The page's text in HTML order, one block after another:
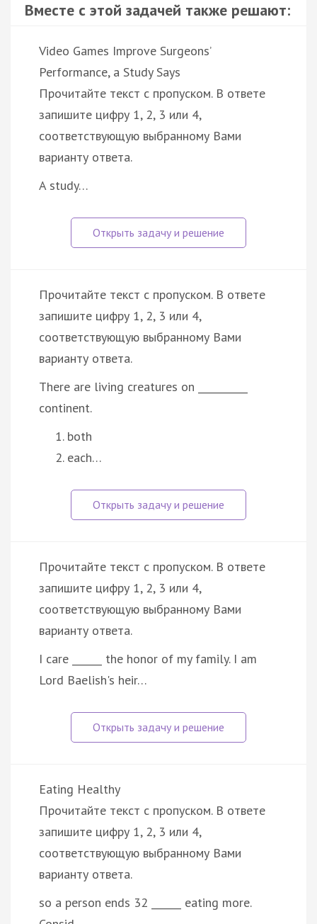
Вместе с этой задачей также решают:
Video Games Improve Surgeons’
Performance, a Study Says
Прочитайте текст с пропуском. В ответе
запишите цифру 1, 2, 3 или 4,
соответствующую выбранному Вами
варианту ответа.
A study…
Прочитайте текст с пропуском. В ответе
запишите цифру 1, 2, 3 или 4,
соответствующую выбранному Вами
варианту ответа.
There are living creatures on __________
continent.
both
each…
Прочитайте текст с пропуском. В ответе
запишите цифру 1, 2, 3 или 4,
соответствующую выбранному Вами
варианту ответа.
I care ______ the honor of my family. I am
Lord Baelish's heir…
Eating Healthy
Прочитайте текст с пропуском. В ответе
запишите цифру 1, 2, 3 или 4,
соответствующую выбранному Вами
варианту ответа.
so a person ends 32 ______ eating more.